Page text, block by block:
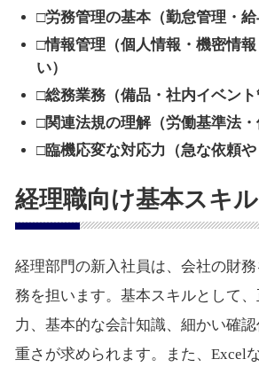
□労務管理の基本（勤怠管理・給
□情報管理（個人情報・機密情
い）
□総務業務（備品・社内イベント
□関連法規の理解（労働基準法・
□臨機応変な対応力（急な依頼や
経理職向け基本スキル
経理部門の新入社員は、会社の財
務を担います。基本スキルとして
力、基本的な会計知識、細かい確
重さが求められます。また、Excel